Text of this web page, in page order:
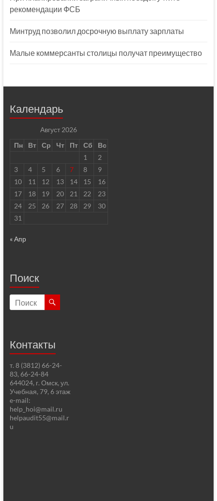
рекомендации ФСБ
Минтруд позволил досрочную выплату зарплаты
Малые коммерсанты столицы получат преимущество
Календарь
Август 2026
Пн
Вт Ср Чт Пт Сб
Вс
1
2
3
4 5 6 7 8
9
10
11 12 13 14 15
16
17
18 19 20 21 22
23
24
25 26 27 28 29
30
31
« Апр
Поиск
Контакты
т. 8 (3812) 66-24-
83, 66-24-84
644024, г. Омск, ул.
Учебная, 79, 6 этаж
e-mail:
help_hoi@mail.ru
helpaudit55@mail.r
u